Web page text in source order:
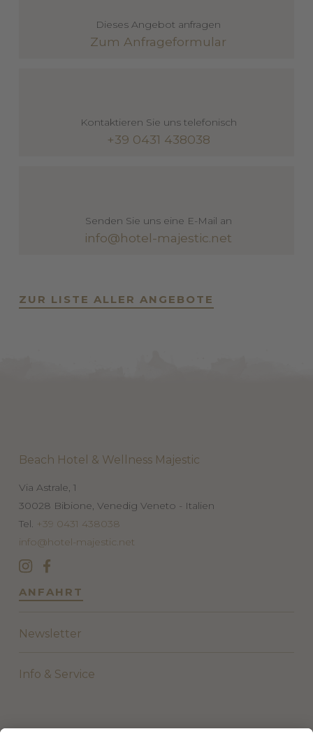
Dieses Angebot anfragen
Zum Anfrageformular
Kontaktieren Sie uns telefonisch
+39 0431 438038
Senden Sie uns eine E-Mail an
info@hotel-majestic.net
ZUR LISTE ALLER ANGEBOTE
Beach Hotel & Wellness Majestic
Via Astrale, 1
30028 Bibione, Venedig Veneto - Italien
Tel. +39 0431 438038
info@hotel-majestic.net
ANFAHRT
Newsletter
Info & Service